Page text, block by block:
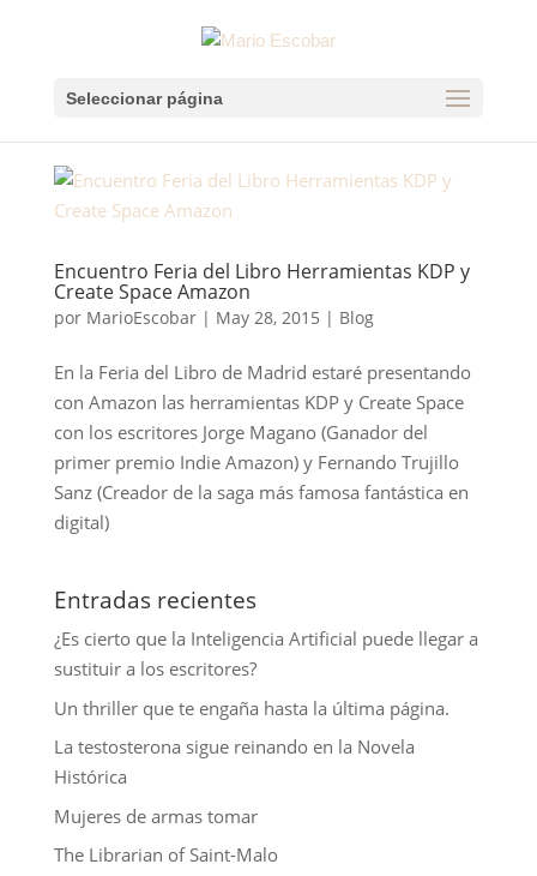
Seleccionar página
Encuentro Feria del Libro Herramientas KDP y
Create Space Amazon
por MarioEscobar| May 28, 2015 | Blog
En la Feria del Libro de Madrid estaré presentando
con Amazon las herramientas KDP y Create Space
con los escritores Jorge Magano (Ganador del
primer premio Indie Amazon) y Fernando Trujillo
Sanz (Creador de la saga más famosa fantástica en
digital)
Entradas recientes
¿Es cierto que la Inteligencia Artificial puede llegar a
sustituir a los escritores?
Un thriller que te engaña hasta la última página.
La testosterona sigue reinando en la Novela
Histórica
Mujeres de armas tomar
The Librarian of Saint-Malo